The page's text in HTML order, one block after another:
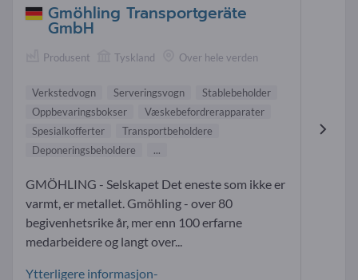
Gmöhling Transportgeräte
GmbH
Produsent Tyskland Over hele verden
Verkstedvogn Serveringsvogn
Stablebeholder
Oppbevaringsbokser
Væskebefordrerapparater
Spesialkofferter
Transportbeholdere
Deponeringsbeholdere
...
GMÖHLING - Selskapet Det eneste som ikke er
varmt, er metallet. Gmöhling - over 80
begivenhetsrike år, mer enn 100 erfarne
medarbeidere og langt over...
Ytterligere informasjon-